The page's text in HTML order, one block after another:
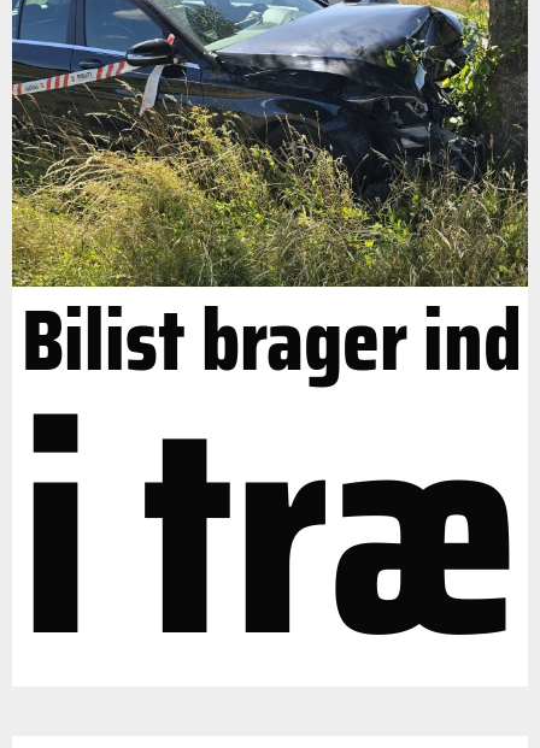
Bilist brager ind
i træ